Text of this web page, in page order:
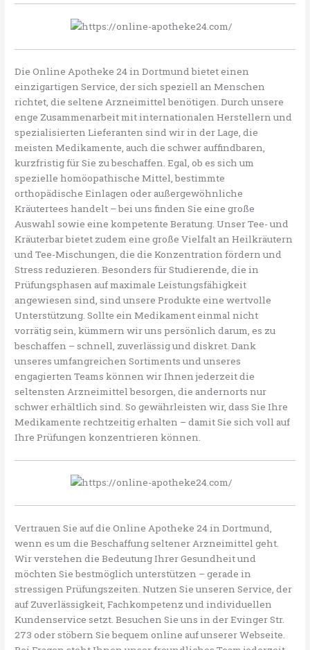
Die Online Apotheke 24 in Dortmund bietet einen
einzigartigen Service, der sich speziell an Menschen
richtet, die seltene Arzneimittel benötigen. Durch unsere
enge Zusammenarbeit mit internationalen Herstellern und
spezialisierten Lieferanten sind wir in der Lage, die
meisten Medikamente, auch die schwer auffindbaren,
kurzfristig für Sie zu beschaffen. Egal, ob es sich um
spezielle homöopathische Mittel, bestimmte
orthopädische Einlagen oder außergewöhnliche
Kräutertees handelt – bei uns finden Sie eine große
Auswahl sowie eine kompetente Beratung. Unser Tee- und
Kräuterbar bietet zudem eine große Vielfalt an Heilkräutern
und Tee-Mischungen, die die Konzentration fördern und
Stress reduzieren. Besonders für Studierende, die in
Prüfungsphasen auf maximale Leistungsfähigkeit
angewiesen sind, sind unsere Produkte eine wertvolle
Unterstützung. Sollte ein Medikament einmal nicht
vorrätig sein, kümmern wir uns persönlich darum, es zu
beschaffen – schnell, zuverlässig und diskret. Dank
unseres umfangreichen Sortiments und unseres
engagierten Teams können wir Ihnen jederzeit die
seltensten Arzneimittel besorgen, die andernorts nur
schwer erhältlich sind. So gewährleisten wir, dass Sie Ihre
Medikamente rechtzeitig erhalten – damit Sie sich voll auf
Ihre Prüfungen konzentrieren können.
Vertrauen Sie auf die Online Apotheke 24 in Dortmund,
wenn es um die Beschaffung seltener Arzneimittel geht.
Wir verstehen die Bedeutung Ihrer Gesundheit und
möchten Sie bestmöglich unterstützen – gerade in
stressigen Prüfungszeiten. Nutzen Sie unseren Service, der
auf Zuverlässigkeit, Fachkompetenz und individuellen
Kundenservice setzt. Besuchen Sie uns in der Evinger Str.
273 oder stöbern Sie bequem online auf unserer Webseite.